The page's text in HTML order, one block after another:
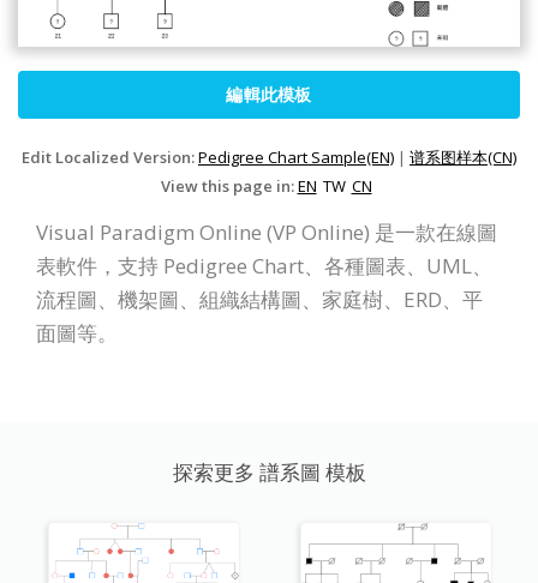
編輯此模板
Edit Localized Version:Pedigree Chart Sample(EN) | 谱系图样本(CN)
View this page in:EN TW CN
Visual Paradigm Online (VP Online) 是一款在線圖
表軟件，支持 Pedigree Chart、各種圖表、UML、
流程圖、機架圖、組織結構圖、家庭樹、ERD、平
面圖等。
探索更多 譜系圖 模板